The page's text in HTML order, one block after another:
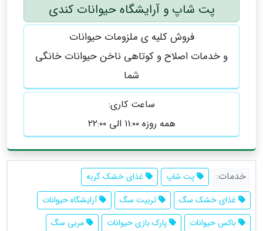
پت شاپ و آرایشگاه حیوانات کندی
فروش کلیه ی ملزومات حیوانات
و خدمات اصلاح و کوتاهی ناخن حیوانات خانگی
شما
ساعت کاری:
همه روزه ۱۱:۰۰ الی ۲۲:۰۰
خدمات: پت شاپ
غذای خشک گربه
غذای خشک سگ
تربیت سگ
آرایشگاه حیوانات
باکس حیوانات
پارک بازی حیوانات مربی سگ